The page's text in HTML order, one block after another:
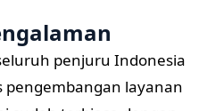
penjuru Indonesia
pengembangan layanan